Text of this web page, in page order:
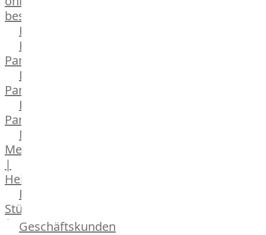
bestellen
Karriere
Kochschul-
Partner
Depot-
Partner
Frischetheken-
Partner
Männer
Metzger
|
Heinsberg
Feinkost
Stüttgen
|
Geschäftskunden